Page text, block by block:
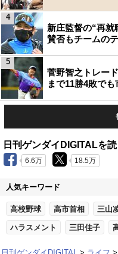
新庄監督の“再就
賛否もチームの
4
菅野智之トレー
まで11勝4敗で
5
日刊ゲンダイDIGITALを読
6.6万 18.5万
人気キーワード
高校野球 高市首相 三山
ハラスメント 三田佳子